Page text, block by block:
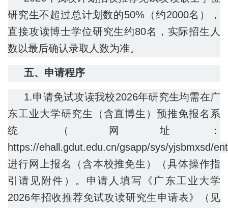
研究生不超过总计划数的50%（约2000名），
直接攻读博士学位研究生约80名，实际招生人
数以最后确认录取人数为准。
五、 申请程序
1.申请免试攻读我校2026年研究生均需在广
东工业大学研究生（含直博生）预推免报名系
统（网址：
https://ehall.gdut.edu.cn/gsapp/sys/yjsbmxsd/
进行网上报名（含本校推免生）（具体操作指
引请见附件）。申请人填写《广东工业大学
2026年招收推荐免试攻读研究生申请表》（见